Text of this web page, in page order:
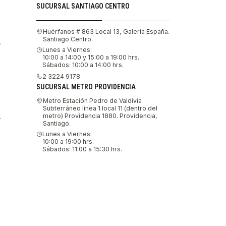
SUCURSAL SANTIAGO CENTRO
Huérfanos # 863 Local 13, Galería España.
Santiago Centro.
Lunes a Viernes:
10:00 a 14:00 y 15:00 a 19:00 hrs.
Sábados: 10:00 a 14:00 hrs.
2 3224 9178
SUCURSAL METRO PROVIDENCIA
Metro Estación Pedro de Valdivia
Subterráneo línea 1 local 11 (dentro del
metro) Providencia 1880. Providencia,
Santiago.
Lunes a Viernes:
10:00 a 19:00 hrs.
Sábados: 11:00 a 15:30 hrs.